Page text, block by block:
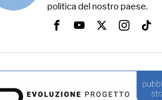
politica del nostro paese.